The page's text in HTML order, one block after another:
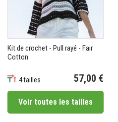
Kit de crochet - Pull rayé - Fair
Cotton
4 tailles 57,00 €
Voir toutes les tailles